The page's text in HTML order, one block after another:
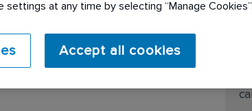
see
settings at any time by selecting “Manage Cookies”.
Accept all cookies